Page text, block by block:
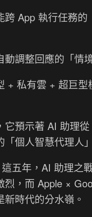
跨 App 執行任務的
調整回應的「情
+ 私有雲 + 超巨型
預示著 AI 助理從
「個人智慧代理人
五年，AI 助理之
烈，而 Apple ×
時代的分水嶺。